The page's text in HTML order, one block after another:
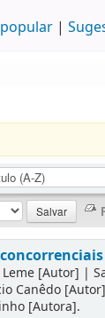
[Autor] |
Canêdo [Autor]
[Autora].